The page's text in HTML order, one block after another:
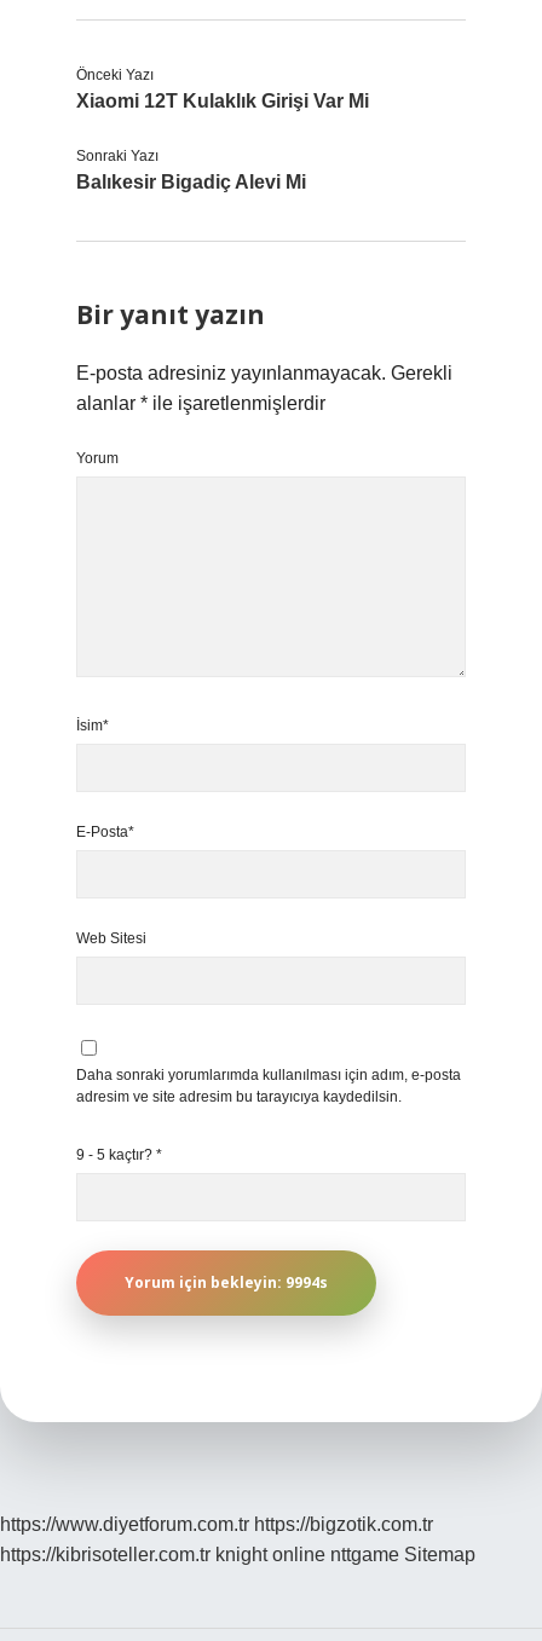
Önceki Yazı
Xiaomi 12T Kulaklık Girişi Var Mi
Sonraki Yazı
Balıkesir Bigadiç Alevi Mi
Bir yanıt yazın
E-posta adresiniz yayınlanmayacak. Gerekli
alanlar * ile işaretlenmişlerdir
Yorum
İsim*
E-Posta*
Web Sitesi
Daha sonraki yorumlarımda kullanılması için adım, e-posta
adresim ve site adresim bu tarayıcıya kaydedilsin.
9 - 5 kaçtır? *
https://www.diyetforum.com.tr https://bigzotik.com.tr
https://kibrisoteller.com.tr knight online nttgame Sitemap